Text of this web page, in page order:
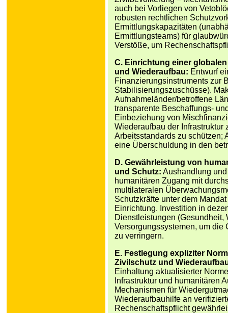
auch bei Vorliegen von
robusten rechtlichen
Ermittlungskapazitäten
Ermittlungsteams) für
Verstöße, um
C. Einrichtung einer
und Wiederaufbau: Entwurf
Finanzierungsinstruments zur
Stabilisierungszuschüsse).
Aufnahmeländer/betroffene
transparente Beschaffungs-
Einbeziehung von
Wiederaufbau der
Arbeitsstandards zu schützen;
eine Überschuldung in den
D. Gewährleistung von
und Schutz: Aushandlung
humanitären Zugang mit
multilateralen
Schutzkräfte unter dem
Einrichtung. Investition in
Dienstleistungen (Gesundheit,
Versorgungssystemen, um
zu verringern.
E. Festlegung expliziter
Zivilschutz und
Einhaltung aktualisierter
Infrastruktur und humanitären
Mechanismen für
Wiederaufbauhilfe an
Rechenschaftspflicht